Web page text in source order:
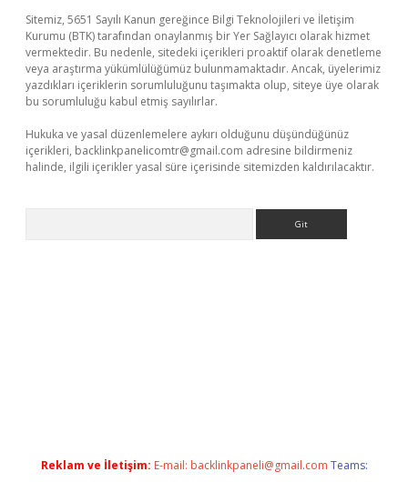
Sitemiz, 5651 Sayılı Kanun gereğince Bilgi Teknolojileri ve İletişim
Kurumu (BTK) tarafından onaylanmış bir Yer Sağlayıcı olarak hizmet
vermektedir. Bu nedenle, sitedeki içerikleri proaktif olarak denetleme
veya araştırma yükümlülüğümüz bulunmamaktadır. Ancak, üyelerimiz
yazdıkları içeriklerin sorumluluğunu taşımakta olup, siteye üye olarak
bu sorumluluğu kabul etmiş sayılırlar.
Hukuka ve yasal düzenlemelere aykırı olduğunu düşündüğünüz
içerikleri, backlinkpanelicomtr@gmail.com adresine bildirmeniz
halinde, ilgili içerikler yasal süre içerisinde sitemizden kaldırılacaktır.
Reklam ve İletişim: E-mail: backlinkpaneli@gmail.com Teams: